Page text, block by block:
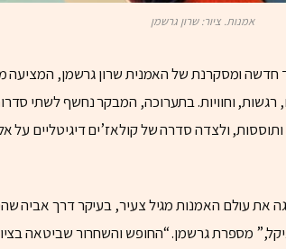
אמנות. ציור: שרון גרשמן
ומסקרנת של האמנית שרון גרשמן, המציעה
וחוויות. בתערוכה, המבקר נחשף לשתי
ולצדה סדרה של קולאז’ים דיגיטליים על
את עולם האמנות מגיל צעיר, בעיקר דרך אביה
מספרת גרשמן. “החופש והשחרור שביטאה